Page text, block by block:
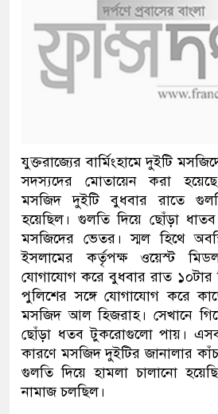
যুক্তরাজ্যের বার্মিংহামে দুইটি
সদস্যদের মোতায়েন করা হয়েছে
মসজিদ দুইটি বুধবার রাতে
হয়েছিল। গুলতি দিয়ে ছোঁড়া
মসজিদের ভেতর। স্মল হিথে
ইসলামের কর্তৃপক্ষ ওয়েস্ট
যোগাযোগ করে বুধবার রাত ১০টার
পুলিশের সঙ্গে যোগাযোগ করে
মসজিদ আল হিজরাহ। সেখানে
ছোঁড়া ধতব টুকরোগুলো পায়।
কারণে মসজিদ দুইটির জানালার
গুলতি দিয়ে হামলা চালানো
নামাজ চলছিল।